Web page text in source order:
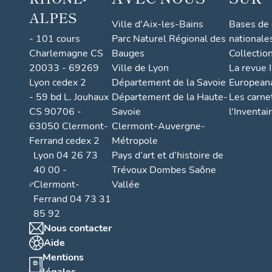
ALPES
- 101 cours
Charlemagne CS
20033 - 69269
Lyon cedex 2
- 59 bd L. Jouhaux
CS 90706 -
63050 Clermont-
Ferrand cedex 2
Lyon 04 26 73
40 00 -
Clermont-
Ferrand 04 73 31
85 92
Nous contacter
Aide
Mentions
Ville d'Aix-les-Bains
Parc Naturel Régional des
Bauges
Ville de Lyon
Département de la Savoie
Département de la Haute-
Savoie
Clermont-Auvergne-
Métropole
Pays d’art et d’histoire de
Trévoux Dombes Saône
Vallée
Bases
La revue
Les